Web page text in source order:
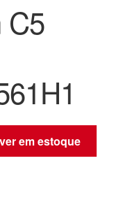
C5
em estoque